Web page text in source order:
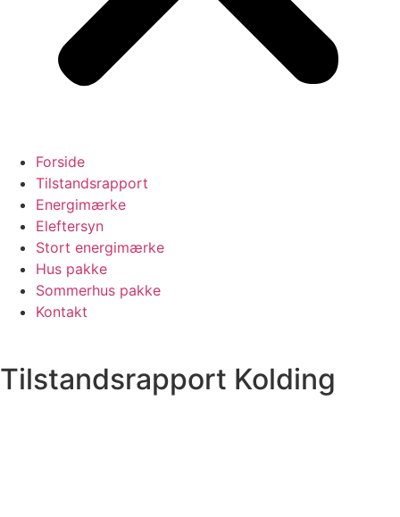
Forside
Tilstandsrapport
Energimærke
Eleftersyn
Stort energimærke
Hus pakke
Sommerhus pakke
Kontakt
Tilstandsrapport Kolding